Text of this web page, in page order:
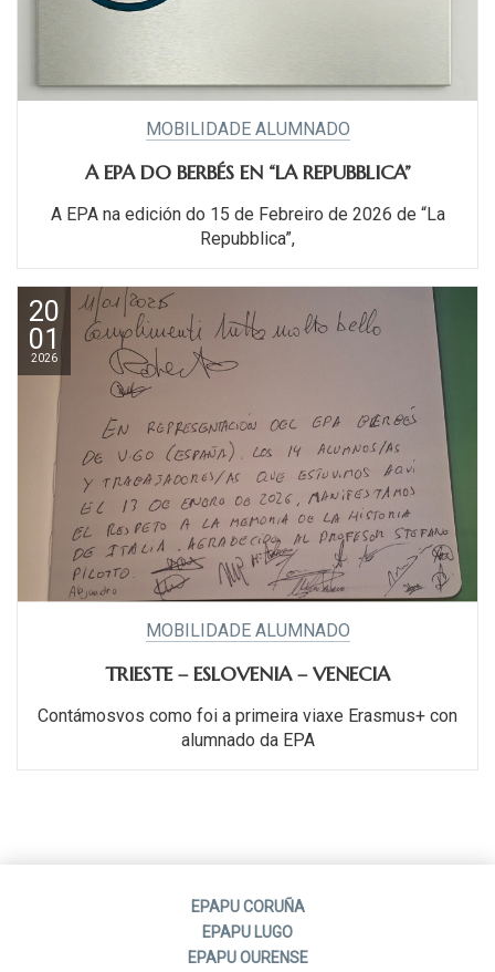
MOBILIDADE ALUMNADO
A EPA DO BERBÉS EN “LA REPUBBLICA”
A EPA na edición do 15 de Febreiro de 2026 de “La
Repubblica”,
20
01
2026
MOBILIDADE ALUMNADO
TRIESTE – ESLOVENIA – VENECIA
Contámosvos como foi a primeira viaxe Erasmus+ con
alumnado da EPA
EPAPU CORUÑA
EPAPU LUGO
EPAPU OURENSE